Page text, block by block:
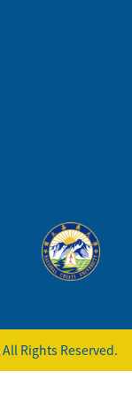
Rights Reserved.